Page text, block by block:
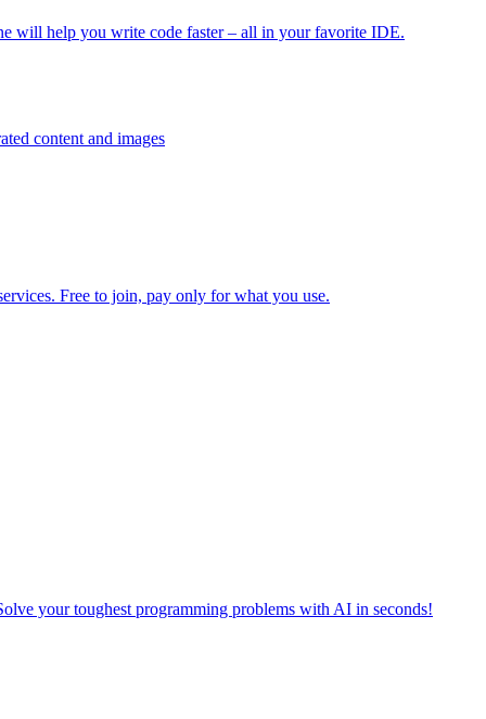
will help you write code faster – all in your favorite IDE.
content and images
Free to join, pay only for what you use.
your toughest programming problems with AI in seconds!